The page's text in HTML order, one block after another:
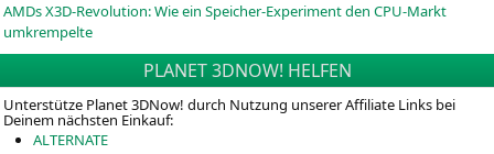
AMDs X3D-Revolution: Wie ein Speicher-Experiment den CPU-Markt
umkrempelte
PLANET 3DNOW! HELFEN
Unterstütze Planet 3DNow! durch Nutzung unserer Affiliate Links bei
Deinem nächsten Einkauf:
ALTERNATE